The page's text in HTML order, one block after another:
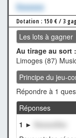
Xxxxxxx
Dotation : 150 € / 3
Les lots à gagner
Au tirage au sort :
Limoges (87)
Principe du jeu-
Répondre à 1
Réponses
1 ►
XxxxxxXxx